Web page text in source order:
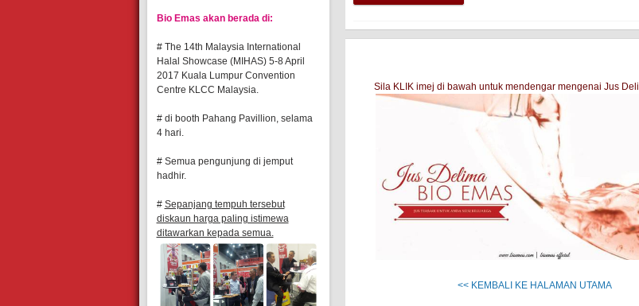
Bio Emas akan berada di:
# The 14th Malaysia International
Halal Showcase (MIHAS) 5-8 April
2017 Kuala Lumpur Convention
Centre KLCC Malaysia.
# di booth Pahang Pavillion, selama
4 hari.
# Semua pengunjung di jemput
hadhir.
# Sepanjang tempuh tersebut
diskaun harga paling istimewa
ditawarkan kepada semua.
Sila KLIK imej di bawah untuk mendengar mengenai Jus
<< KEMBALI KE HALAMAN UTAMA